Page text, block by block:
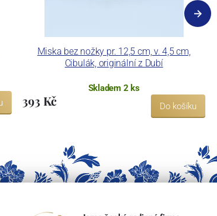
Miska bez nožky pr. 12,5 cm, v. 4,5 cm,
Cibulák, originální z Dubí
Skladem 2 ks
393 Kč Do košíku